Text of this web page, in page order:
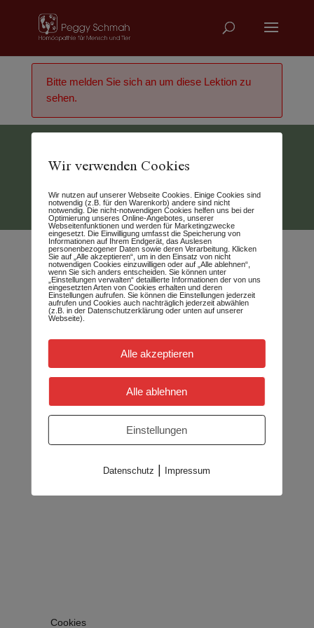
Bitte melden Sie sich an um diese Lektion zu
sehen.
Vertrag widerrufen
© 2026 - Peggy Schmah
Cookies
Wir verwenden Cookies
Wir nutzen auf unserer Webseite Cookies. Einige Cookies sind
notwendig (z.B. für den Warenkorb) andere sind nicht
notwendig. Die nicht-notwendigen Cookies helfen uns bei der
Optimierung unseres Online-Angebotes, unserer
Webseitenfunktionen und werden für Marketingzwecke
eingesetzt. Die Einwilligung umfasst die Speicherung von
Informationen auf Ihrem Endgerät, das Auslesen
personenbezogener Daten sowie deren Verarbeitung. Klicken
Sie auf „Alle akzeptieren“, um in den Einsatz von nicht
notwendigen Cookies einzuwilligen oder auf „Alle ablehnen“,
wenn Sie sich anders entscheiden. Sie können unter
„Einstellungen verwalten“ detaillierte Informationen der von uns
eingesetzten Arten von Cookies erhalten und deren
Einstellungen aufrufen. Sie können die Einstellungen jederzeit
aufrufen und Cookies auch nachträglich jederzeit abwählen
(z.B. in der Datenschutzerklärung oder unten auf unserer
Webseite).
Alle akzeptieren
Alle ablehnen
Einstellungen
Datenschutz Impressum